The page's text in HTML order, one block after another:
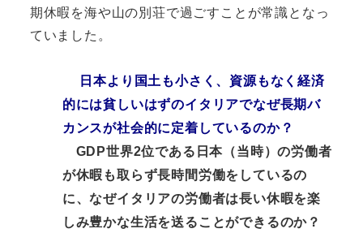
期休暇を海や山の別荘で過ごすことが常識となっ
ていました。
日本より国土も小さく、資源もなく経済
的には貧しいはずのイタリアでなぜ長期バ
カンスが社会的に定着しているのか？
GDP世界2位である日本（当時）の労働者
が休暇も取らず長時間労働をしているの
に、なぜイタリアの労働者は長い休暇を楽
しみ豊かな生活を送ることができるのか？